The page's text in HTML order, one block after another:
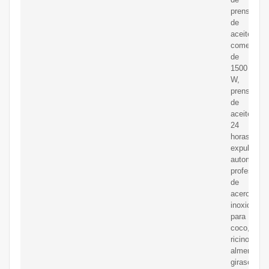
prensa
de
aceite
comercial
de
1500
W,
prensa
de
aceite
24
horas,
expulsor
automático
profesional
de
acero
inoxidable
para
coco,
ricino,
almendra,
girasol,